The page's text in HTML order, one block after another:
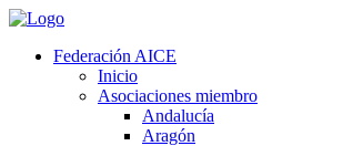
Federación AICE
Inicio
Asociaciones miembro
Andalucía
Aragón